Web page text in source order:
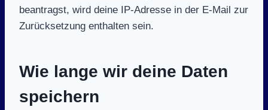
beantragst, wird deine IP-Adresse in der E-Mail zur
Zurücksetzung enthalten sein.
Wie lange wir deine Daten
speichern